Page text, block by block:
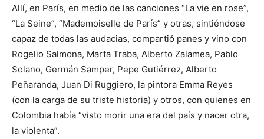
Allí, en París, en medio de las canciones “La vie en rose”,
“La Seine”, “Mademoiselle de París” y otras, sintiéndose
capaz de todas las audacias, compartió panes y vino con
Rogelio Salmona, Marta Traba, Alberto Zalamea, Pablo
Solano, Germán Samper, Pepe Gutiérrez, Alberto
Peñaranda, Juan Di Ruggiero, la pintora Emma Reyes
(con la carga de su triste historia) y otros, con quienes en
Colombia había “visto morir una era del país y nacer otra,
la violenta”.